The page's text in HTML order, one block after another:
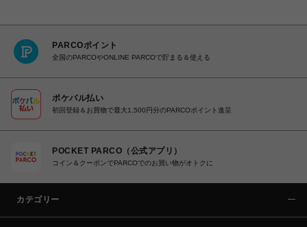
PARCOポイント
全国のPARCOやONLINE PARCOで貯まる＆使える
ポケパル払い
初回登録＆お買物で最大1,500円分のPARCOポイント進呈
POCKET PARCO（公式アプリ）
コイン＆クーポンでPARCOでのお買い物がオトクに
カテゴリー